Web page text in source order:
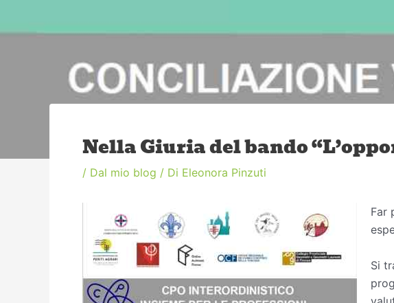
Nella Giuria del bando
/ Dal mio blog / Di Eleonora Pinzuti
Far
Si